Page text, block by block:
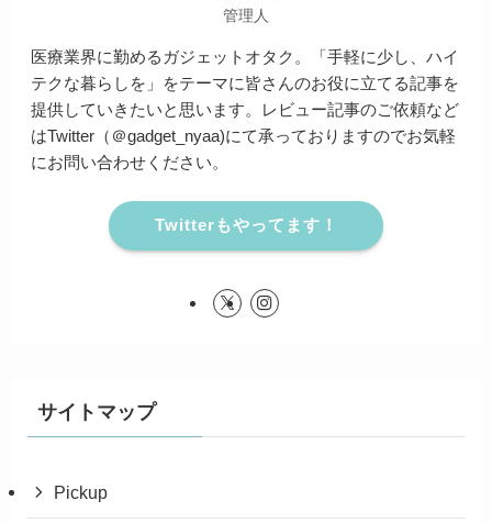
管理人
医療業界に勤めるガジェットオタク。「手軽に少し、ハイ
テクな暮らしを」をテーマに皆さんのお役に立てる記事を
提供していきたいと思います。レビュー記事のご依頼など
はTwitter（＠gadget_nyaa)にて承っておりますのでお気軽
にお問い合わせください。
Twitterもやってます！
サイトマップ
Pickup